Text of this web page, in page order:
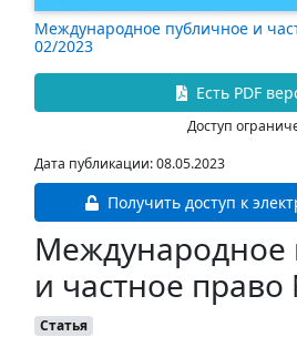
Международное публичное и
02/2023
Есть PDF
Доступ
Дата публикации: 08.05.2023
Получить доступ к
Международное
и частное
Статья